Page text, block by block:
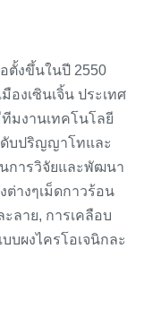
ตั้งขึ้นในปี 2550
องเซินเจิ้น ประเทศ
มงานเทคโนโลยี
บปริญญาโทและ
การวิจัยและพัฒนา
ต่างๆเม็ดกาวร้อน
ะลาย, การเคลือบ
ผงไครโอเจนิกละ